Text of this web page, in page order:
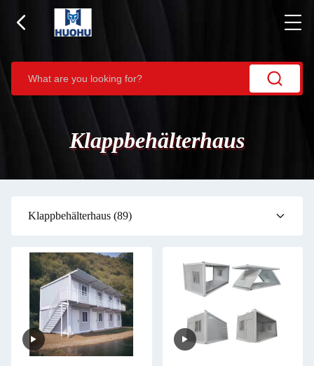
Klappbehälterhaus
Klappbehälterhaus (89)